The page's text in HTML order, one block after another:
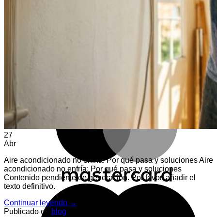
27
Abr
Aire acondicionado no enfría: Por qué pasa y soluciones Aire
acondicionado no enfría: Por qué pasa y soluciones
Contenido pendiente de generación. Por favor, añadir el
texto definitivo.
Continuar leyendo →
Publicado en
blog